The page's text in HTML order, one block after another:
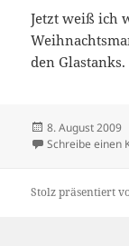
Jetzt weiß ich
den
Veröffentlicht
am
8. August 2009
Schreibe einen
Stolz präsentiert